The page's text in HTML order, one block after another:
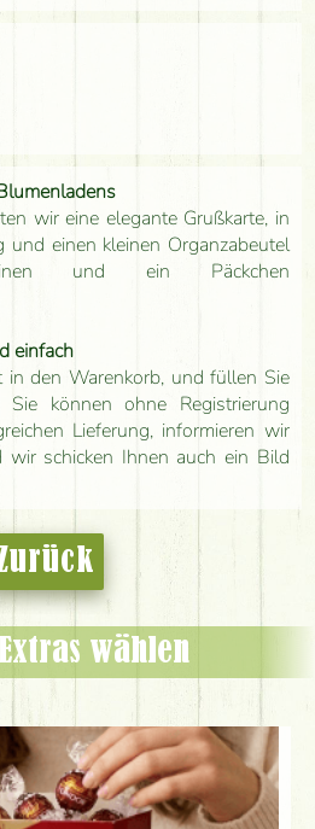
wir eine elegante Grußkarte, in
und einen kleinen Organzabeutel
und ein Päckchen
einfach
den Warenkorb, und füllen Sie
können ohne Registrierung
Lieferung, informieren wir
schicken Ihnen auch ein Bild
wählen